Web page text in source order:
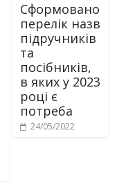
Сформовано
перелік назв
підручників
та
посібників,
в яких у 2023
році є
потреба
24/05/2022